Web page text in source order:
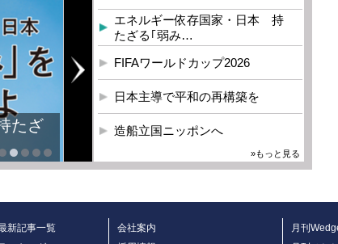
たざ
エネルギー依存国家・日本 持
たざる｢弱み…
FIFAワールドカップ2026
日本主導で平和の再構築を
造船立国ニッポンへ
»もっと見る
新記事一覧
会社案内
月刊